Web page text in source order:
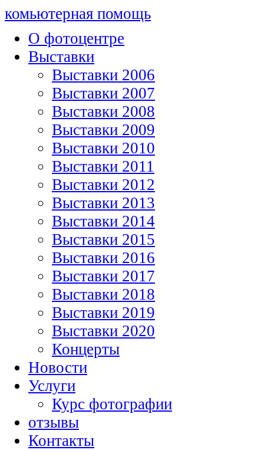
комьютерная помощь
О фотоцентре
Выставки
Выставки 2006
Выставки 2007
Выставки 2008
Выставки 2009
Выставки 2010
Выставки 2011
Выставки 2012
Выставки 2013
Выставки 2014
Выставки 2015
Выставки 2016
Выставки 2017
Выставки 2018
Выставки 2019
Выставки 2020
Концерты
Новости
Услуги
Курс фотографии
отзывы
Контакты